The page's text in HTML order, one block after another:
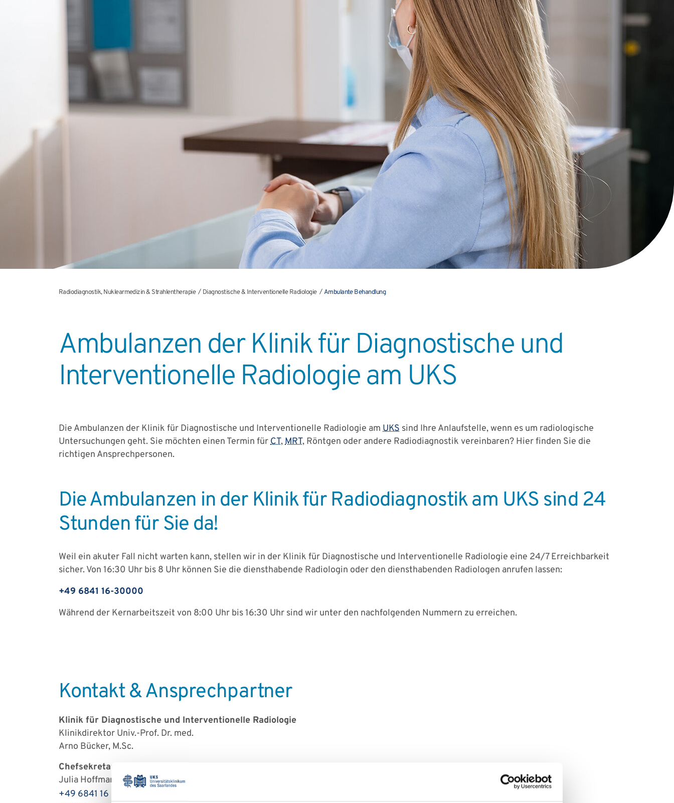
Radiodiagnostik, Nuklearmedizin & Strahlentherapie Diagnostische & Interventionelle Radiologie Ambulante Behandlung
Ambulanzen der Klinik für Diagnostische und
Interventionelle Radiologie am UKS
Die Ambulanzen der Klinik für Diagnostische und Interventionelle Radiologie am UKS sind Ihre Anlaufstelle, wenn es um radiologische
Untersuchungen geht. Sie möchten einen Termin fürCT,MRT, Röntgen oder andere Radiodiagnostik vereinbaren? Hier finden Sie die
richtigen Ansprechpersonen.
Die Ambulanzen in der Klinik für Radiodiagnostik am UKS sind 24
Stunden für Sie da!
Weil ein akuter Fall nicht warten kann, stellen wir in der Klinik für Diagnostische und Interventionelle Radiologie eine 24/7 Erreichbarkeit
sicher. Von 16:30 Uhr bis 8 Uhr können Sie die diensthabende Radiologin oder den diensthabenden Radiologen anrufen lassen:
+49 6841 16-30000
Während der Kernarbeitszeit von 8:00 Uhr bis 16:30 Uhr sind wir unter den nachfolgenden Nummern zu erreichen.
Kontakt & Ansprechpartner
Klinik für Diagnostische und Interventionelle Radiologie
Klinikdirektor Univ.-Prof. Dr. med.
Arno Bücker, M.Sc.
Chefsekretariat
Julia Hoffmann
+49 6841 16 - 24601